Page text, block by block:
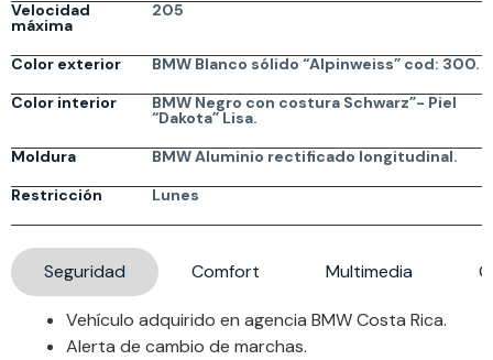
Velocidad
máxima
205
Color exterior
BMW Blanco sólido “Alpinweiss” cod: 300.
Color interior
BMW Negro con costura Schwarz”- Piel
“Dakota” Lisa.
Moldura
BMW Aluminio rectificado longitudinal.
Restricción
Lunes
Seguridad Comfort Multimedia
Vehículo adquirido en agencia BMW Costa Rica.
Alerta de cambio de marchas.